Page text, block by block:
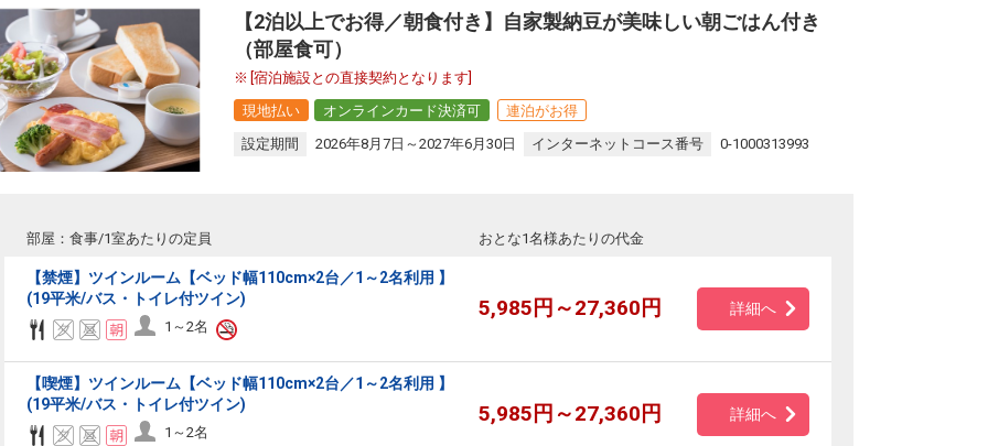
【2泊以上でお得／朝食付き】自家製納豆が美味しい朝ごはん付き
（部屋食可）
[宿泊施設との直接契約となります]
現地払い
オンラインカード決済可
連泊がお得
設定期間
2026年8月7日～2027年6月30日 インターネットコース番号 0-1000313993
部屋：食事/1室あたりの定員 おとな1名様あたりの代金
【禁煙】ツインルーム【ベッド幅110cm×2台／1～2名利用 】
(19平米/バス・トイレ付ツイン)
1～2名
5,985円～27,360円 詳細へ
【喫煙】ツインルーム【ベッド幅110cm×2台／1～2名利用 】
(19平米/バス・トイレ付ツイン)
1～2名
5,985円～27,360円 詳細へ